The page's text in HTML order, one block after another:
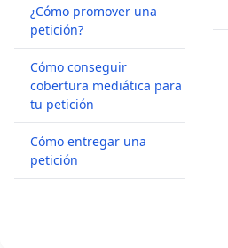
¿Cómo promover una
petición?
Cómo conseguir
cobertura mediática para
tu petición
Cómo entregar una
petición